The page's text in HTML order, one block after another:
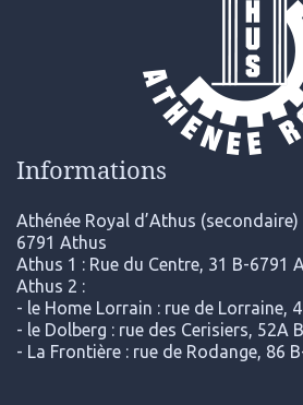
Informations
Athénée Royal d’Athus (secondaire)
6791 Athus
Athus 1 : Rue du Centre, 31 B-6791
Athus 2 :
- le Home Lorrain : rue de Lorraine,
- le Dolberg : rue des Cerisiers, 52A
- La Frontière : rue de Rodange, 86